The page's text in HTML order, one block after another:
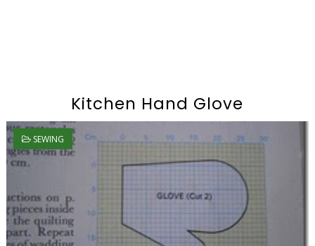
Kitchen Hand Glove
SEWING